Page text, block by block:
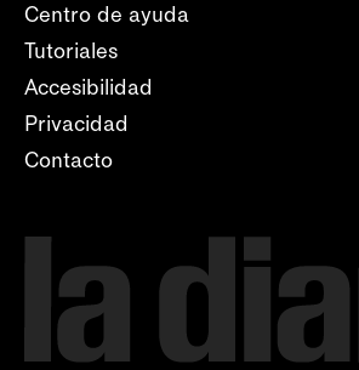
Centro de ayuda
Tutoriales
Accesibilidad
Privacidad
Contacto